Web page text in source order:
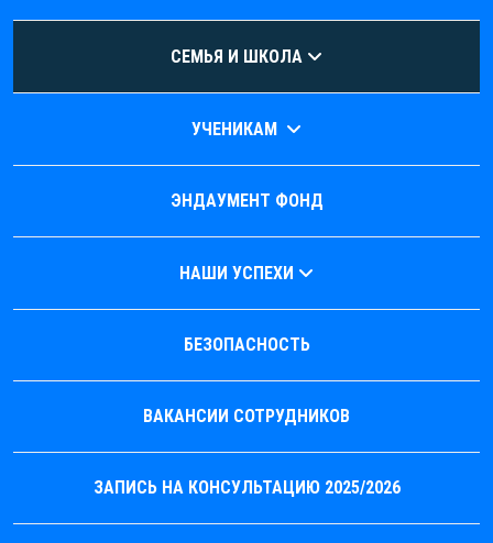
СЕМЬЯ И ШКОЛА
УЧЕНИКАМ
ЭНДАУМЕНТ ФОНД
НАШИ УСПЕХИ
БЕЗОПАСНОСТЬ
ВАКАНСИИ СОТРУДНИКОВ
ЗАПИСЬ НА КОНСУЛЬТАЦИЮ 2025/2026